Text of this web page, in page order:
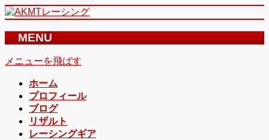
MENU
メニューを飛ばす
ホーム
プロフィール
ブログ
リザルト
レーシングギア